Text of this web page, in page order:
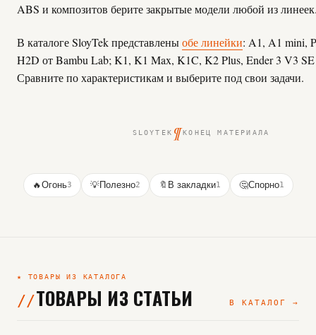
ABS и композитов берите закрытые модели любой из
В каталоге SloyTek представленыобе линейки: A1, A1 mini,
H2D от Bambu Lab; K1, K1 Max, K1C, K2 Plus, Ender 3 V3 SE
Сравните по характеристикам и выберите под свои задачи.
SLOYTEK ¶КОНЕЦ МАТЕРИАЛА
🔥Огонь3 💡Полезно2 🔖 В закладки1 🤔Спорно1
★ ТОВАРЫ ИЗ КАТАЛОГА
ТОВАРЫ ИЗ СТАТЬИ В КАТАЛОГ →